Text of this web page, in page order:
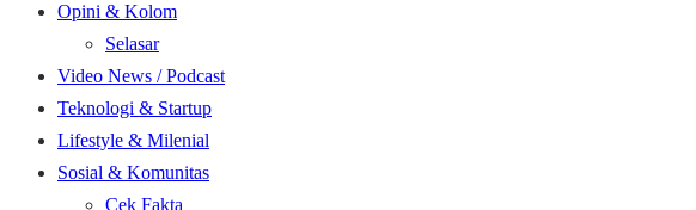
Opini & Kolom
Selasar
Video News / Podcast
Teknologi & Startup
Lifestyle & Milenial
Sosial & Komunitas
Cek Fakta